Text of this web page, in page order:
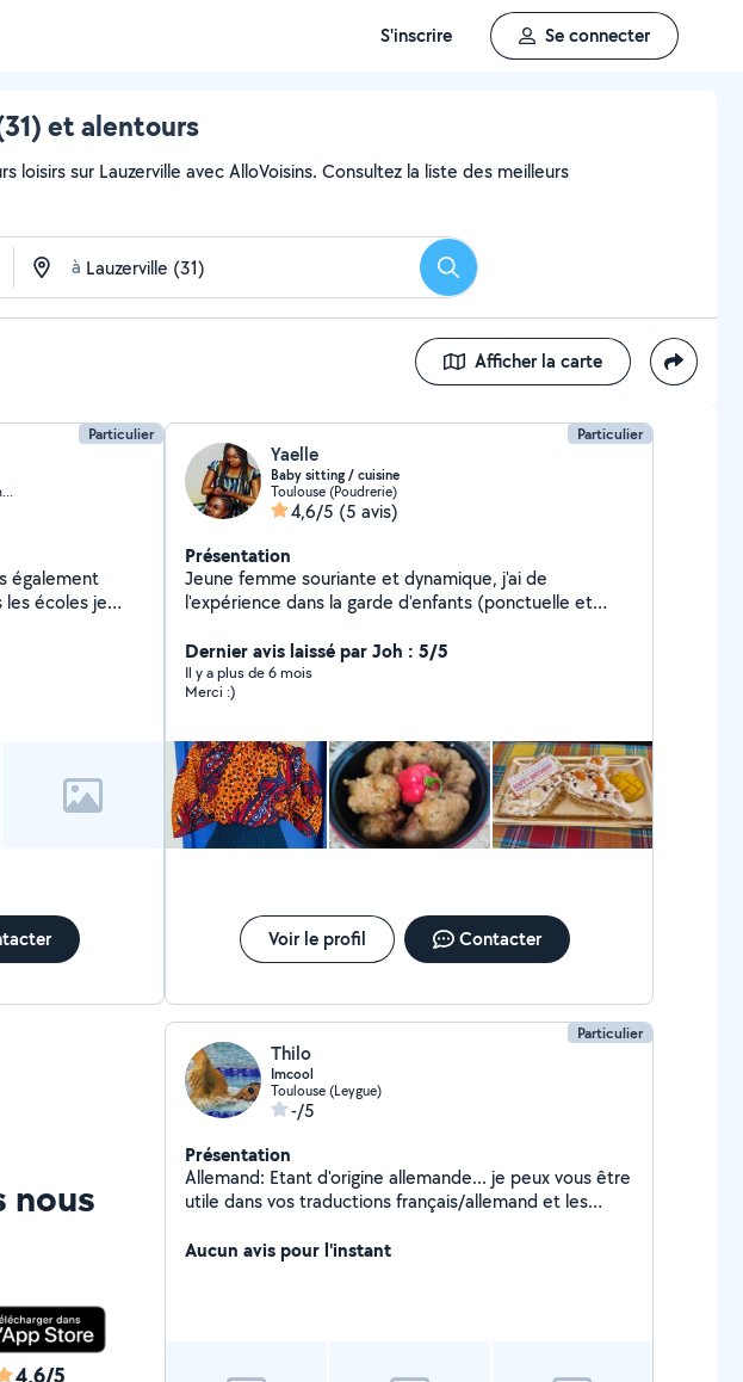
S'inscrire Se connecter
et alentours
sur Lauzerville avec AlloVoisins. Consultez la liste des meilleurs
à Rechercher
Afficher la carte
Particulier
Saint-Orens-de-Gameville (Les Carmes-Mairie)
également
écoles je
aider dans vos
Particulier
Yaelle
Baby sitting / cuisine
Toulouse (Poudrerie)
4,6/5 (5 avis)
Présentation
Jeune femme souriante et dynamique, j'ai de
l'expérience dans la garde d'enfants (ponctuelle et
(primaire au collège, dans le milieu associatif et chez
les particuliers).
Dernier avis laissé par Joh : 5/5
Il y a plus de 6 mois
Merci :)
Voir le profil Contacter
nous
4,6/5
Particulier
Thilo
Imcool
Toulouse (Leygue)
-/5
Présentation
Allemand: Etant d'origine allemande... je peux vous être
utile dans vos traductions français/allemand et les
ailleurs, si vous souhaitez vous perfectionner en
Aucun avis pour l'instant